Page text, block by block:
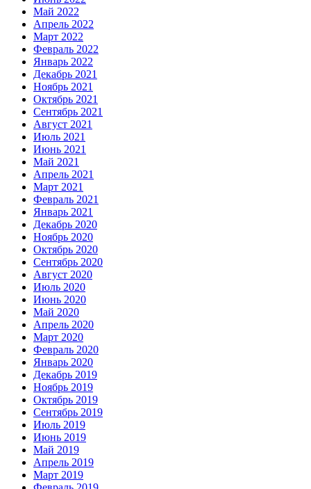
Май 2022
Апрель 2022
Март 2022
Февраль 2022
Январь 2022
Декабрь 2021
Ноябрь 2021
Октябрь 2021
Сентябрь 2021
Август 2021
Июль 2021
Июнь 2021
Май 2021
Апрель 2021
Март 2021
Февраль 2021
Январь 2021
Декабрь 2020
Ноябрь 2020
Октябрь 2020
Сентябрь 2020
Август 2020
Июль 2020
Июнь 2020
Май 2020
Апрель 2020
Март 2020
Февраль 2020
Январь 2020
Декабрь 2019
Ноябрь 2019
Октябрь 2019
Сентябрь 2019
Июль 2019
Июнь 2019
Май 2019
Апрель 2019
Март 2019